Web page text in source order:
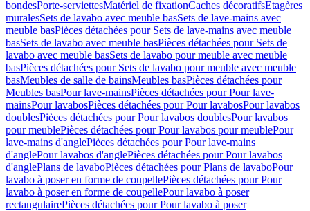
bondesPorte-serviettesMatériel de fixationCaches décoratifsEtagères
muralesSets de lavabo avec meuble basSets de lave-mains avec
meuble basPièces détachées pour Sets de lave-mains avec meuble
basSets de lavabo avec meuble basPièces détachées pour Sets de
lavabo avec meuble basSets de lavabo pour meuble avec meuble
basPièces détachées pour Sets de lavabo pour meuble avec meuble
basMeubles de salle de bainsMeubles basPièces détachées pour
Meubles basPour lave-mainsPièces détachées pour Pour lave-
mainsPour lavabosPièces détachées pour Pour lavabosPour lavabos
doublesPièces détachées pour Pour lavabos doublesPour lavabos
pour meublePièces détachées pour Pour lavabos pour meublePour
lave-mains d'anglePièces détachées pour Pour lave-mains
d'anglePour lavabos d'anglePièces détachées pour Pour lavabos
d'anglePlans de lavaboPièces détachées pour Plans de lavaboPour
lavabo à poser en forme de coupellePièces détachées pour Pour
lavabo à poser en forme de coupellePour lavabo à poser
rectangulairePièces détachées pour Pour lavabo à poser